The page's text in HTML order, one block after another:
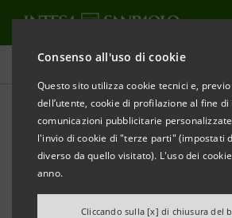
Consenso all'uso di cookie
Questo sito utilizza cookie tecnici e,
dell’utente, cookie di profilazione al fine di
comunicazioni pubblicitarie
l'invio di cookie di "terze parti" (impostati
diverso da quello visitato). L'uso dei
anno.
Cliccando sulla [x] di chiusura del
Tutte le news
Prima banca in
seconda al
diversità e